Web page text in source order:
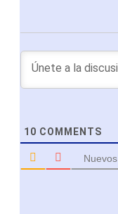
10 COMMENTS
Nuevos